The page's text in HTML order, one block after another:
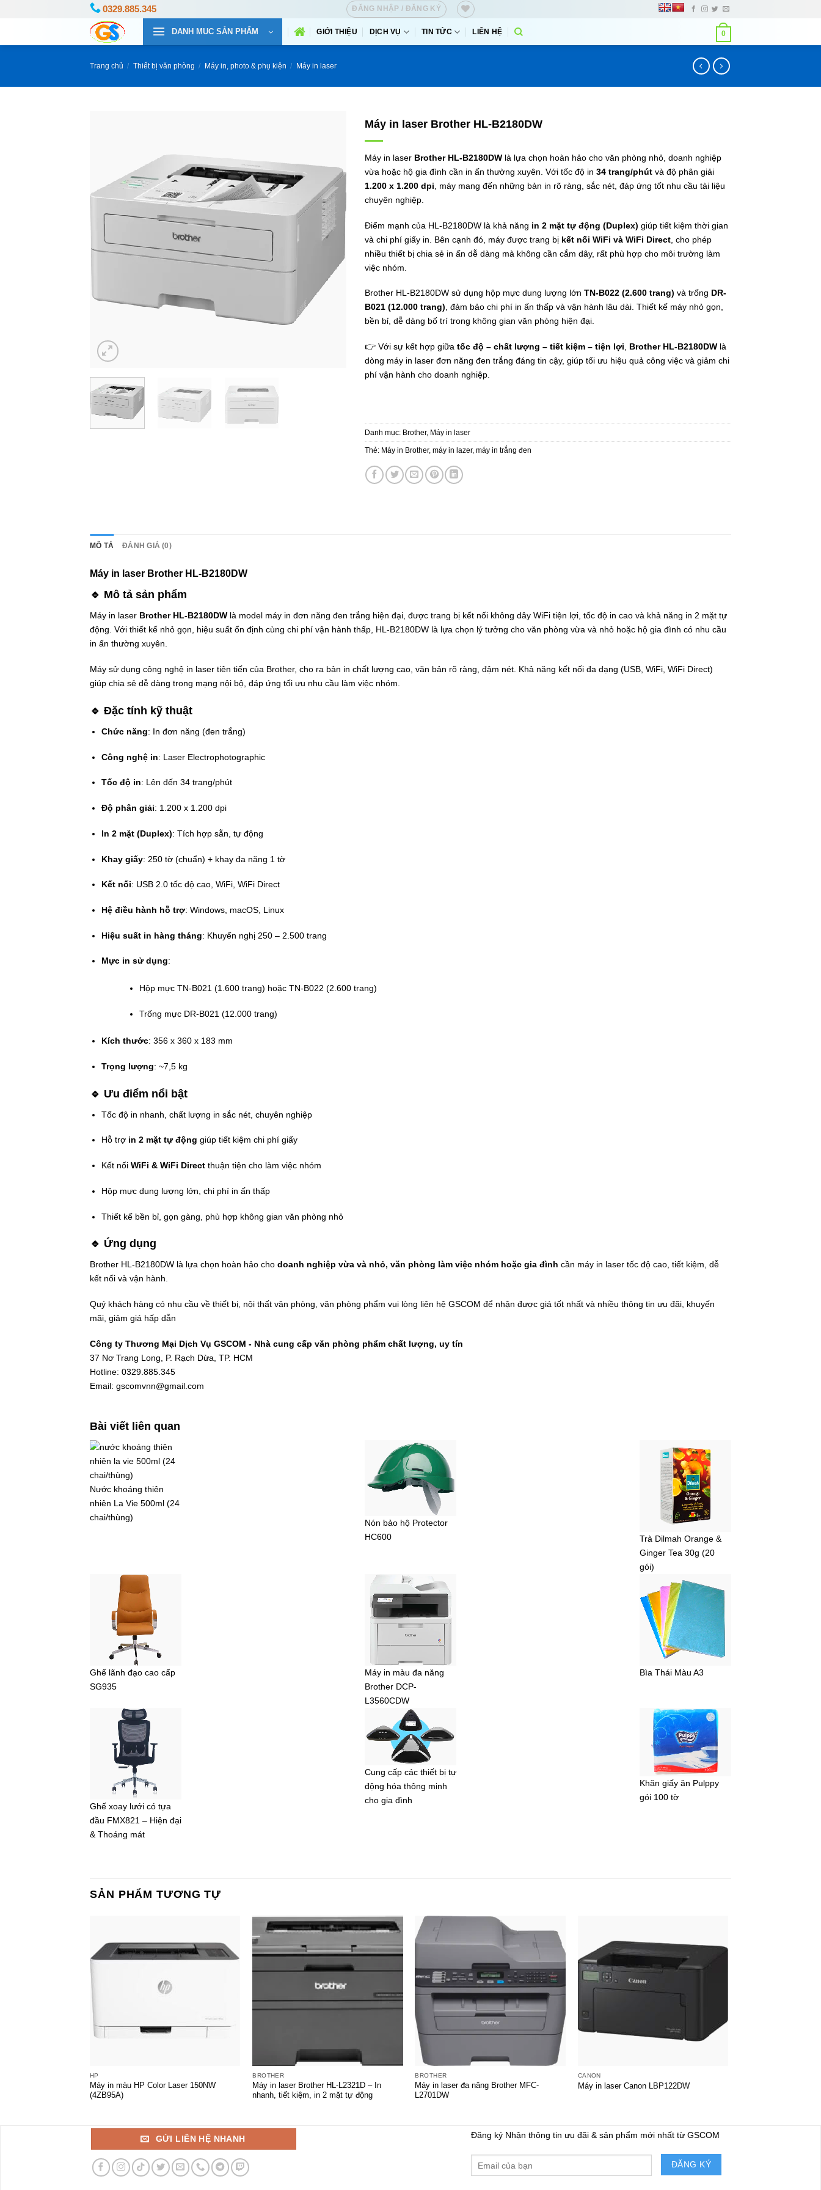
dung
0329.885.345 ĐĂNG NHẬP / ĐĂNG KÝ
DANH MUC SẢN PHẨM GIỚI THIỆU DỊCH VỤ TIN TỨC LIÊN HỆ 0
Trang chủ / Thiết bị văn phòng / Máy in, photo & phụ kiện / Máy in laser
Máy in laser Brother HL-B2180DW
Máy in laser Brother HL-B2180DW là lựa chọn hoàn hảo cho văn phòng nhỏ, doanh nghiệp
vừa hoặc hộ gia đình cần in ấn thường xuyên. Với tốc độ in 34 trang/phút và độ phân giải
1.200 x 1.200 dpi , máy mang đến những bản in rõ ràng, sắc nét, đáp ứng tốt nhu cầu tài liệu
chuyên nghiệp.
Điểm mạnh của HL-B2180DW là khả năng in 2 mặt tự động (Duplex) giúp tiết kiệm thời gian
và chi phí giấy in. Bên cạnh đó, máy được trang bị kết nối WiFi và WiFi Direct , cho phép
nhiều thiết bị chia sẻ in ấn dễ dàng mà không cần cắm dây, rất phù hợp cho môi trường làm
việc nhóm.
Brother HL-B2180DW sử dụng hộp mực dung lượng lớn TN-B022 (2.600 trang) và trống DR-
B021 (12.000 trang), đảm bảo chi phí in ấn thấp và vận hành lâu dài. Thiết kế máy nhỏ gọn,
bền bỉ, dễ dàng bố trí trong không gian văn phòng hiện đại.
👉 Với sự kết hợp giữa tốc độ – chất lượng – tiết kiệm – tiện lợi Brother HL-B2180DW là
dòng máy in laser đơn năng đen trắng đáng tin cậy, giúp tối ưu hiệu quả công việc và giảm chi
phí vận hành cho doanh nghiệp.
Danh mục: Brother, Máy in laser
Thẻ: Máy in Brother, máy in lazer, máy in trắng đen
MÔ TẢ ĐÁNH GIÁ (0)
Máy in laser Brother HL-B2180DW
🔹 Mô tả sản phẩm
Máy in laser Brother HL-B2180DW là model máy in đơn năng đen trắng hiện đại, được trang bị kết nối không dây WiFi tiện lợi, tốc độ in cao và khả năng in 2 mặt tự
động. Với thiết kế nhỏ gọn, hiệu suất ổn định cùng chi phí vận hành thấp, HL-B2180DW là lựa chọn lý tưởng cho văn phòng vừa và nhỏ hoặc hộ gia đình có nhu cầu
in ấn thường xuyên.
Máy sử dụng công nghệ in laser tiên tiến của Brother, cho ra bản in chất lượng cao, văn bản rõ ràng, đậm nét. Khả năng kết nối đa dạng (USB, WiFi, WiFi Direct)
giúp chia sẻ dễ dàng trong mạng nội bộ, đáp ứng tối ưu nhu cầu làm việc nhóm.
🔹 Đặc tính kỹ thuật
Chức năng: In đơn năng (đen trắng)
Công nghệ in: Laser Electrophotographic
Tốc độ in: Lên đến 34 trang/phút
Độ phân giải: 1.200 x 1.200 dpi
In 2 mặt (Duplex): Tích hợp sẵn, tự động
Khay giấy: 250 tờ (chuẩn) + khay đa năng 1 tờ
Kết nối: USB 2.0 tốc độ cao, WiFi, WiFi Direct
Hệ điều hành hỗ trợ: Windows, macOS, Linux
Hiệu suất in hàng tháng: Khuyến nghị 250 – 2.500 trang
Mực in sử dụng:
Hộp mực TN-B021 (1.600 trang) hoặc TN-B022 (2.600 trang)
Trống mực DR-B021 (12.000 trang)
Kích thước: 356 x 360 x 183 mm
Trọng lượng: ~7,5 kg
🔹 Ưu điểm nổi bật
Tốc độ in nhanh, chất lượng in sắc nét, chuyên nghiệp
Hỗ trợ in 2 mặt tự động giúp tiết kiệm chi phí giấy
Kết nối WiFi & WiFi Directthuận tiện cho làm việc nhóm
Hộp mực dung lượng lớn, chi phí in ấn thấp
Thiết kế bền bỉ, gọn gàng, phù hợp không gian văn phòng nhỏ
🔹 Ứng dụng
Brother HL-B2180DW là lựa chọn hoàn hảo cho doanh nghiệp vừa và nhỏ, văn phòng làm việc nhóm hoặc gia đình cần máy in laser tốc độ cao, tiết kiệm, dễ
kết nối và vận hành.
Quý khách hàng có nhu cầu về thiết bị, nội thất văn phòng, văn phòng phẩm vui lòng liên hệ GSCOM để nhận được giá tốt nhất và nhiều thông tin ưu đãi, khuyến
mãi, giảm giá hấp dẫn
Công ty Thương Mại Dịch Vụ GSCOM - Nhà cung cấp văn phòng phẩm chất lượng, uy tín
37 Nơ Trang Long, P. Rạch Dừa, TP. HCM
Hotline: 0329.885.345
Email: gscomvnn@gmail.com
Bài viết liên quan
Nước khoáng thiên
nhiên La Vie 500ml (24
chai/thùng)
Nón bảo hộ Protector
HC600
Trà Dilmah Orange &
Ginger Tea 30g (20
gói)
Ghế lãnh đạo cao cấp
SG935
Máy in màu đa năng
Brother DCP-
L3560CDW
Bìa Thái Màu A3
Ghế xoay lưới có tựa
đầu FMX821 – Hiện đại
& Thoáng mát
Cung cấp các thiết bị tự
động hóa thông minh
cho gia đình
Khăn giấy ăn Pulppy
gói 100 tờ
SẢN PHẨM TƯƠNG TỰ
HP
Máy in màu HP Color Laser 150NW
(4ZB95A)
BROTHER
Máy in laser Brother HL-L2321D – In
nhanh, tiết kiệm, in 2 mặt tự động
BROTHER
Máy in laser đa năng Brother MFC-
L2701DW
CANON
Máy in laser Canon LBP122DW
GỬI LIÊN HỆ NHANH Đăng ký Nhận thông tin ưu đãi & sản phẩm mới nhất từ GSCOM